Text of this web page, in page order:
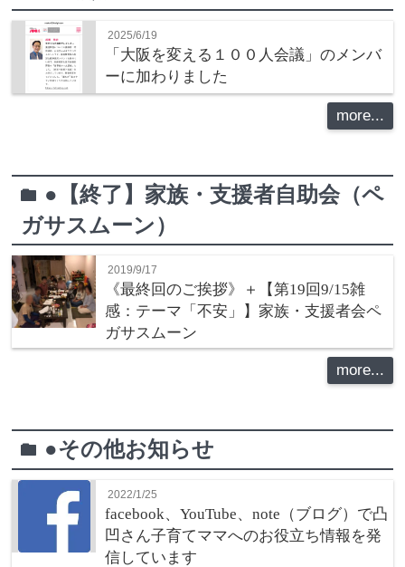
2025/6/19
「大阪を変える１００人会議」のメンバ
ーに加わりました
more...
folder ●【終了】家族・支援者自助会（ペ
ガサスムーン）
2019/9/17
《最終回のご挨拶》＋【第19回9/15雑
感：テーマ「不安」】家族・支援者会ペ
ガサスムーン
more...
folder ●その他お知らせ
2022/1/25
facebook、YouTube、note（ブログ）で凸
凹さん子育てママへのお役立ち情報を発
信しています